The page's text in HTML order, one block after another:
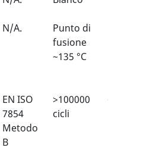
N/A.
Punto di
fusione
~135 °C
EN ISO
7854
Metodo
B
>100000
cicli